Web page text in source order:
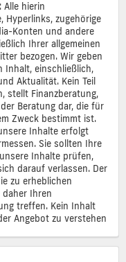
: Alle hierin
Hyperlinks, zugehörige
Konten und andere
Ihrer allgemeinen
bezogen. Wir geben
Inhalt, einschließlich,
Aktualität. Kein Teil
stellt Finanzberatung,
Beratung dar, die für
Zweck bestimmt ist.
Inhalte erfolgt
Sie sollten Ihre
Inhalte prüfen,
darauf verlassen. Der
zu erheblichen
Ihren
treffen. Kein Inhalt
Angebot zu verstehen